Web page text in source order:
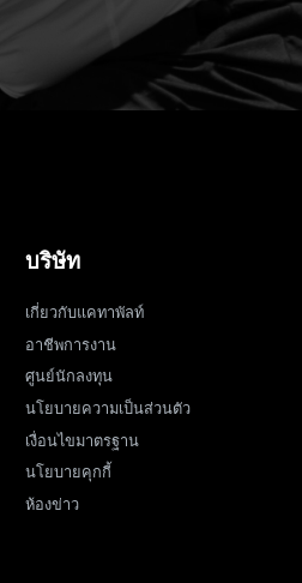
บริษัท
เกี่ยวกับแคทาพัลท์
อาชีพการงาน
ศูนย์นักลงทุน
นโยบายความเป็นส่วนตัว
เงื่อนไขมาตรฐาน
นโยบายคุกกี้
ห้องข่าว